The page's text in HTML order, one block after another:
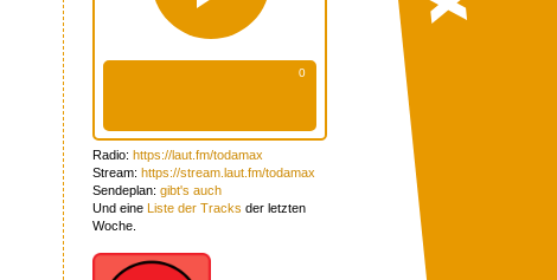
Radio: https://laut.fm/todamax
Stream: https://stream.laut.fm/todamax
Sendeplan: gibt's auch
Und eine Liste der Tracks der letzten
Woche.